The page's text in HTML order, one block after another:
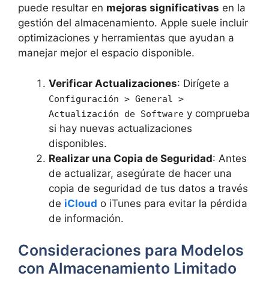
puede resultar en mejoras significativas en la
gestión del almacenamiento. Apple suele incluir
optimizaciones y herramientas que ayudan a
manejar mejor el espacio disponible.
Verificar Actualizaciones: Dirígete a
Configuración > General >
Actualización de Software y comprueba
si hay nuevas actualizaciones
disponibles.
Realizar una Copia de Seguridad: Antes
de actualizar, asegúrate de hacer una
copia de seguridad de tus datos a través
de iCloud o iTunes para evitar la pérdida
de información.
Consideraciones para Modelos
con Almacenamiento Limitado